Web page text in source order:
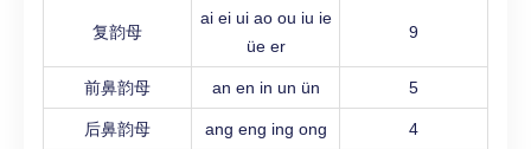
复韵母
ai ei ui ao ou iu ie
üe er
9
前鼻韵母 an en in un ün 5
后鼻韵母 ang eng ing ong 4